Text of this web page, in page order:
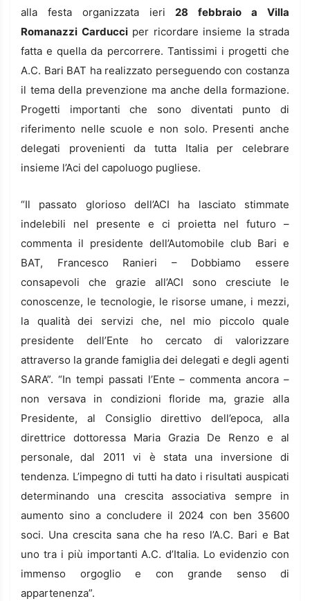
alla festa organizzata ieri28 febbraio a Villa
Romanazzi Carducciper ricordare insieme la strada
fatta e quella da percorrere. Tantissimi i progetti che
A.C. Bari BAT ha realizzato perseguendo con costanza
il tema della prevenzione ma anche della formazione.
Progetti importanti che sono diventati punto di
riferimento nelle scuole e non solo. Presenti anche
delegati provenienti da tutta Italia per celebrare
insieme l’Aci del capoluogo pugliese.
“Il passato glorioso dell’ACI ha lasciato stimmate
indelebili nel presente e ci proietta nel futuro –
commenta il presidente dell’Automobile club Bari e
BAT, Francesco Ranieri – Dobbiamo essere
consapevoli che grazie all’ACI sono cresciute le
conoscenze, le tecnologie, le risorse umane, i mezzi,
la qualità dei servizi che, nel mio piccolo quale
presidente dell’Ente ho cercato di valorizzare
attraverso la grande famiglia dei delegati e degli agenti
SARA”. “In tempi passati l’Ente – commenta ancora –
non versava in condizioni floride ma, grazie alla
Presidente, al Consiglio direttivo dell’epoca, alla
direttrice dottoressa Maria Grazia De Renzo e al
personale, dal 2011 vi è stata una inversione di
tendenza. L’impegno di tutti ha dato i risultati auspicati
determinando una crescita associativa sempre in
aumento sino a concludere il 2024 con ben 35600
soci. Una crescita sana che ha reso l’A.C. Bari e Bat
uno tra i più importanti A.C. d’Italia. Lo evidenzio con
immenso orgoglio e con grande senso di
appartenenza”.